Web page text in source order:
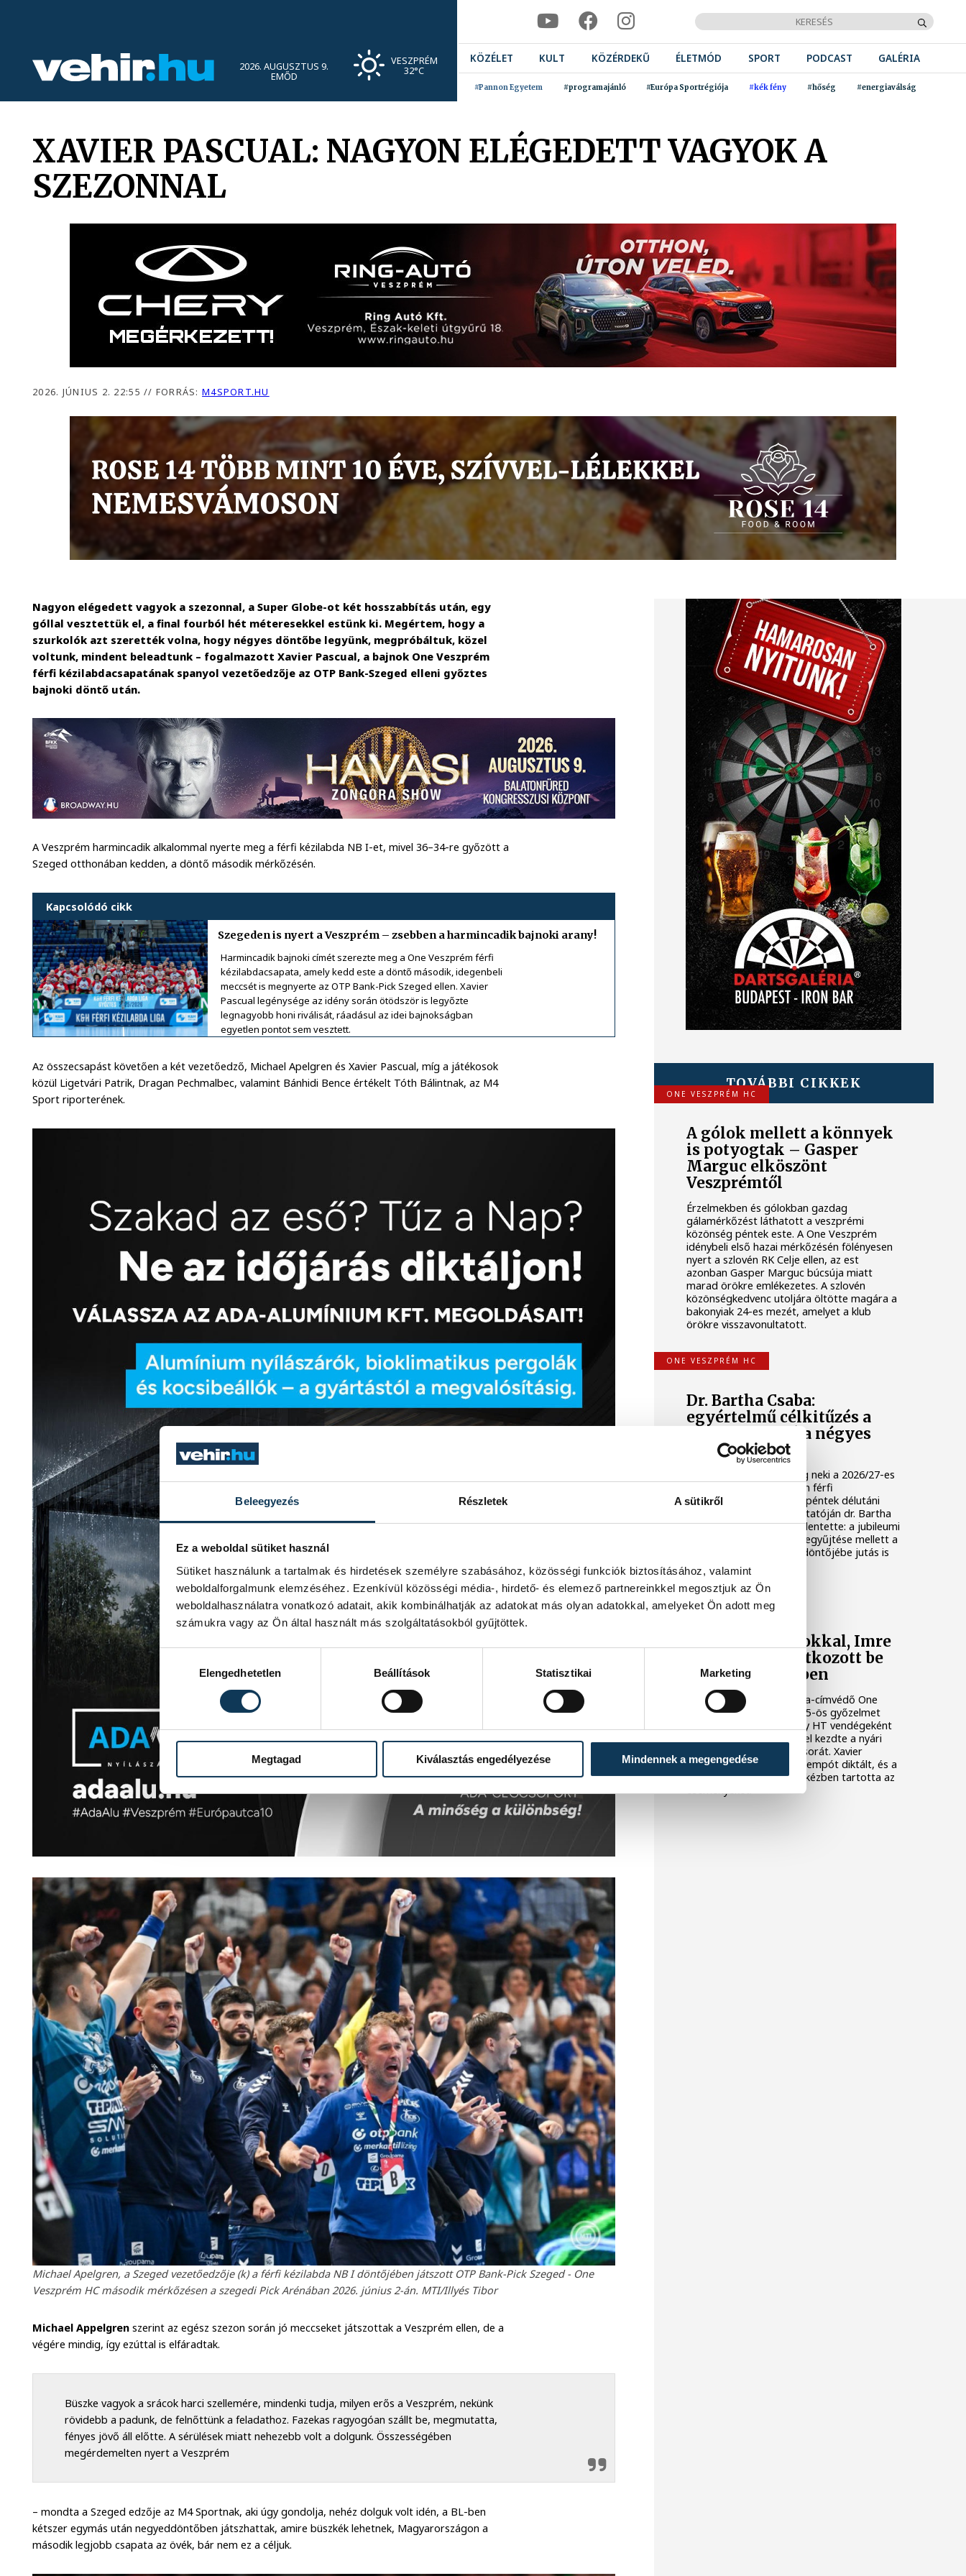
Beleegyezés Részletek A sütikről
Ez a weboldal sütiket használ
Sütiket használunk a tartalmak és hirdetések személyre szabásához, közösségi funkciók biztosításához, valamint
weboldalforgalmunk elemzéséhez. Ezenkívül közösségi média-, hirdető- és elemező partnereinkkel megosztjuk az Ön
weboldalhasználatra vonatkozó adatait, akik kombinálhatják az adatokat más olyan adatokkal, amelyeket Ön adott meg
számukra vagy az Ön által használt más szolgáltatásokból gyűjtöttek.
Elengedhetetlen
Beállítások Statisztikai Marketing
Megtagad Kiválasztás engedélyezése Mindennek a megengedése
2026. AUGUSZTUS 9.
EMŐD
VESZPRÉM
32°C
KÖZÉLET KULT KÖZÉRDEKŰ ÉLETMÓD SPORT PODCAST GALÉRIA
#Pannon Egyetem #programajánló #Európa Sportrégiója #kék fény #hőség #energiaválság
XAVIER PASCUAL: NAGYON ELÉGEDETT VAGYOK A
SZEZONNAL
2026. JÚNIUS 2. 22:55// FORRÁS:M4SPORT.HU
Nagyon elégedett vagyok a szezonnal, a Super Globe-ot két hosszabbítás után, egy
góllal vesztettük el, a final fourból hét méteresekkel estünk ki. Megértem, hogy a
szurkolók azt szerették volna, hogy négyes döntőbe legyünk, megpróbáltuk, közel
voltunk, mindent beleadtunk – fogalmazott Xavier Pascual, a bajnok One Veszprém
férfi kézilabdacsapatának spanyol vezetőedzője az OTP Bank-Szeged elleni győztes
bajnoki döntő után.
A Veszprém harmincadik alkalommal nyerte meg a férfi kézilabda NB I-et, mivel 36–34-re győzött a
Szeged otthonában kedden, a döntő második mérkőzésén.
Kapcsolódó cikk
Szegeden is nyert a Veszprém – zsebben a harmincadik bajnoki arany!
Harmincadik bajnoki címét szerezte meg a One Veszprém férfi
kézilabdacsapata, amely kedd este a döntő második, idegenbeli
meccsét is megnyerte az OTP Bank-Pick Szeged ellen. Xavier
Pascual legénysége az idény során ötödször is legyőzte
legnagyobb honi riválisát, ráadásul az idei bajnokságban
egyetlen pontot sem vesztett.
Az összecsapást követően a két vezetőedző, Michael Apelgren és Xavier Pascual, míg a játékosok
közül Ligetvári Patrik, Dragan Pechmalbec, valamint Bánhidi Bence értékelt Tóth Bálintnak, az M4
Sport riporterének.
Michael Apelgren, a Szeged vezetőedzője (k) a férfi kézilabda NB I döntőjében játszott OTP Bank-Pick Szeged - One
Veszprém HC második mérkőzésen a szegedi Pick Arénában 2026. június 2-án. MTI/Illyés Tibor
Michael Appelgrenszerint az egész szezon során jó meccseket játszottak a Veszprém ellen, de a
végére mindig, így ezúttal is elfáradtak.
Büszke vagyok a srácok harci szellemére, mindenki tudja, milyen erős a Veszprém, nekünk
rövidebb a padunk, de felnőttünk a feladathoz. Fazekas ragyogóan szállt be, megmutatta,
fényes jövő áll előtte. A sérülések miatt nehezebb volt a dolgunk. Összességében
megérdemelten nyert a Veszprém
– mondta a Szeged edzője az M4 Sportnak, aki úgy gondolja, nehéz dolguk volt idén, a BL-ben
kétszer egymás után negyeddöntőben játszhattak, amire büszkék lehetnek, Magyarországon a
második legjobb csapata az övék, bár nem ez a céljuk.
TOVÁBBI CIKKEK
ONE VESZPRÉM HC
A gólok mellett a könnyek
is potyogtak – Gasper
Marguc elköszönt
Veszprémtől
Érzelmekben és gólokban gazdag
gálamérkőzést láthatott a veszprémi
közönség péntek este. A One Veszprém
idénybeli első hazai mérkőzésén fölényesen
nyert a szlovén RK Celje ellen, az est
azonban Gasper Marguc búcsúja miatt
marad örökre emlékezetes. A szlovén
közönségkedvenc utoljára öltötte magára a
bakonyiak 24-es mezét, amelyet a klub
örökre visszavonultatott.
ONE VESZPRÉM HC
Dr. Bartha Csaba:
egyértelmű célkitűzés a
Bajnokok Ligája négyes
döntője
Huszonkét játékossal vág neki a 2026/27-es
idénynek a One Veszprém férfi
kézilabdacsapata. A klub péntek délutáni
szezonnyitó sajtótájékoztatóján dr. Bartha
Csaba vezérigazgató kijelentette: a jubileumi
idényben a hazai címek begyűjtése mellett a
Bajnokok Ligája négyes döntőjébe jutás is
egyértelmű célkitűzés.
ONE VESZPRÉM HC
Nielsen bravúrokkal, Imre
két góllal mutatkozott be
Veszprém-mezben
A bajnoki és Magyar Kupa-címvédő One
Veszprém fölényes, 44–25-ös győzelmet
aratott az ETO University HT vendégeként
csütörtökön, ezzel sikerrel kezdte a nyári
felkészülési mérkőzések sorát. Xavier
Pascual együttese nagy tempót diktált, és a
találkozó nagy részében kézben tartotta az
eseményeket.